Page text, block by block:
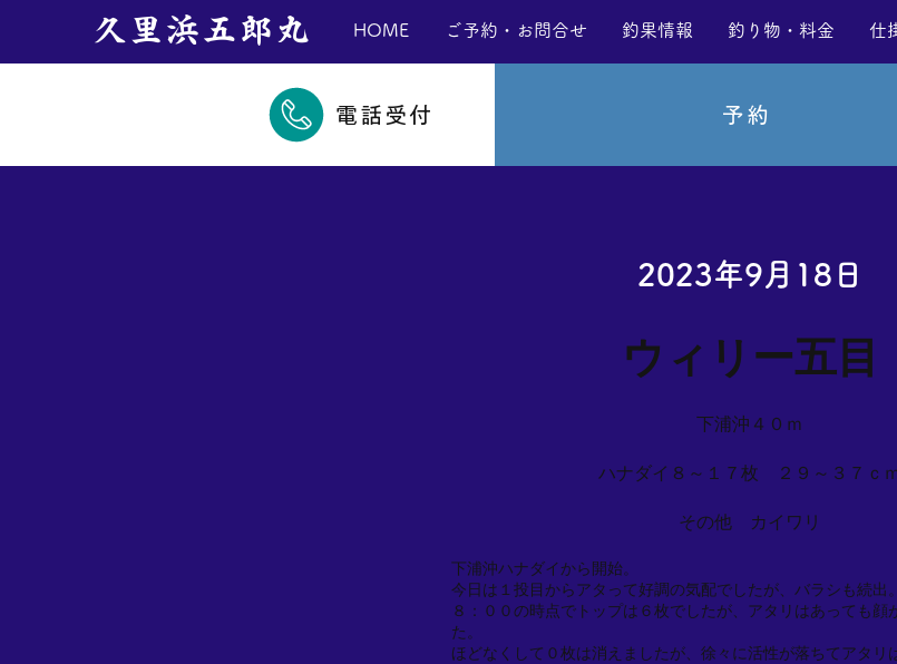
​久里浜五郎丸 HOME ご予約・お問合せ 釣果情報 釣り物・料金 仕
電話受付 予約
2023年9月18日
ウィリー五目
下浦沖４０ｍ
ハナダイ８～１７枚 ２９～３７ｃ
その他 カイワリ
下浦沖ハナダイから開始。
今日は１投目からアタって好調の気配でしたが、バラシも続出。
８：００の時点でトップは６枚でしたが、アタリはあっても顔
た。
ほどなくして０枚は消えましたが、徐々に活性が落ちてアタリ